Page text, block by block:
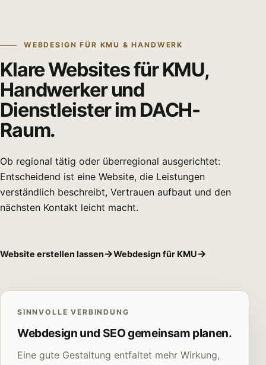
WEBDESIGN FÜR KMU & HANDWERK
Klare Websites für KMU,
Handwerker und
Dienstleister im DACH-
Raum.
Ob regional tätig oder überregional ausgerichtet:
Entscheidend ist eine Website, die Leistungen
verständlich beschreibt, Vertrauen aufbaut und den
nächsten Kontakt leicht macht.
Website erstellen lassen Webdesign für KMU
SINNVOLLE VERBINDUNG
Webdesign und SEO gemeinsam planen.
Eine gute Gestaltung entfaltet mehr Wirkung,